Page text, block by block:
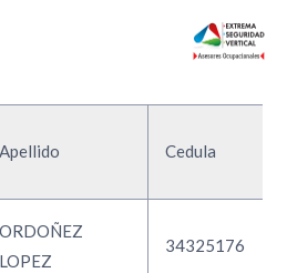
Apellido Cedula
ORDOÑEZ
LOPEZ
34325176